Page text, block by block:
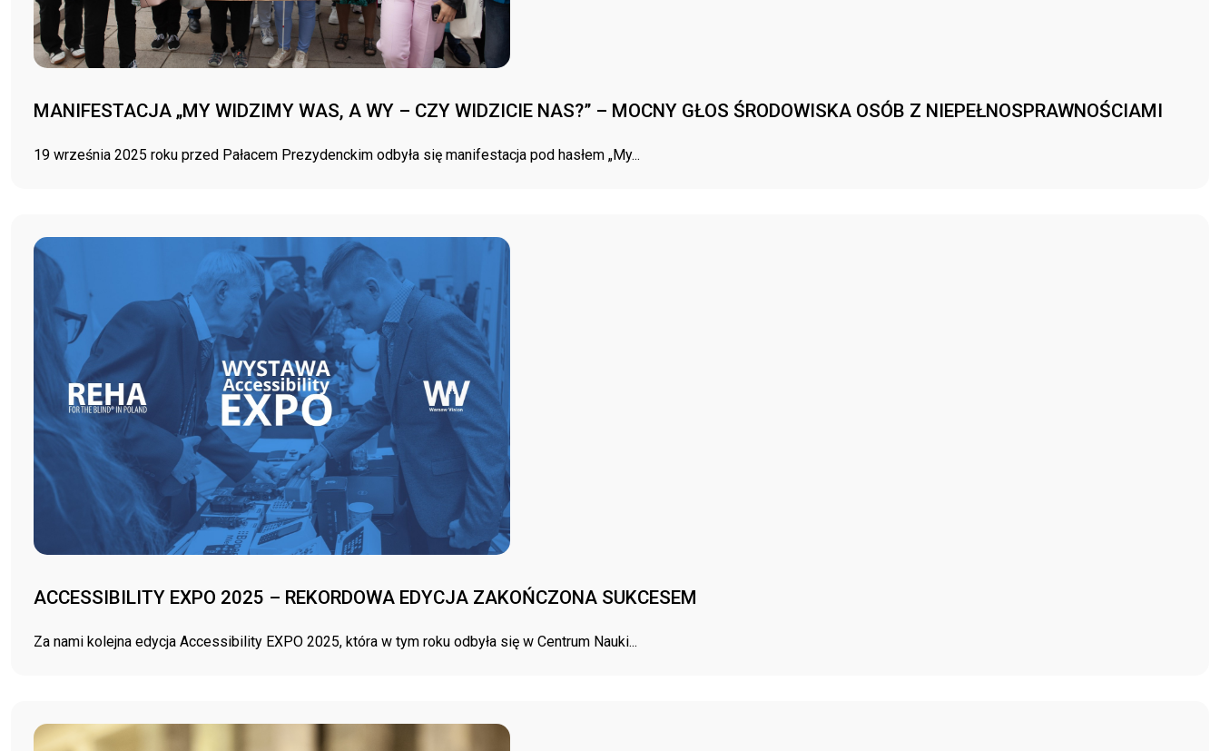
MANIFESTACJA „MY WIDZIMY WAS, A WY – CZY WIDZICIE NAS?” – MOCNY GŁOS ŚRODOWISKA OSÓB Z NIEPEŁNOSPRAWNOŚCIAMI
19 września 2025 roku przed Pałacem Prezydenckim odbyła się manifestacja pod hasłem „My...
ACCESSIBILITY EXPO 2025 – REKORDOWA EDYCJA ZAKOŃCZONA SUKCESEM
Za nami kolejna edycja Accessibility EXPO 2025, która w tym roku odbyła się w Centrum Nauki...